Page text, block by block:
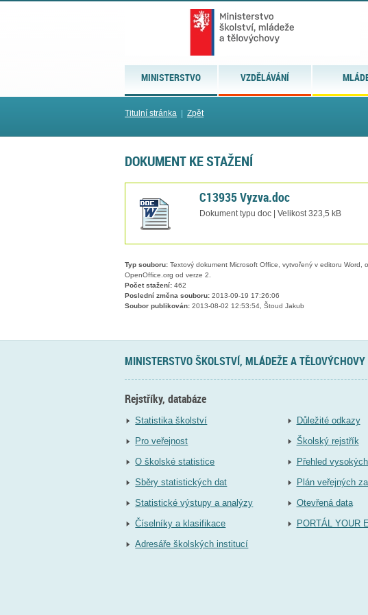
MINISTERSTVO VZDĚLÁVÁNÍ
Titulní stránka Zpět
DOKUMENT KE STAŽENÍ
C13935 Vyzva.doc
Dokument typu doc | Velikost 323,5 kB
Typ souboru: Textový dokument Microsoft Office, vytvořený v editoru Word,
OpenOffice.org od verze 2.
Počet stažení: 462
Poslední změna souboru: 2013-09-19 17:26:06
Soubor publikován: 2013-08-02 12:53:54, Štoud Jakub
MINISTERSTVO ŠKOLSTVÍ, MLÁDEŽE A TĚLOVÝCHOVY
Rejstříky, databáze
Statistika školství
Pro veřejnost
O školské statistice
Sběry statistických dat
Statistické výstupy a analýzy
Číselníky a klasifikace
Adresáře školských institucí
Důležité odkazy
Školský rejstřík
Přehled
Plán veřejných
Otevřená data
PORTÁL YOUR